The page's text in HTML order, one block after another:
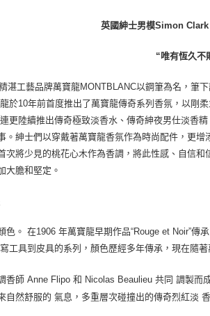
英國紳士男模Simon
“唯有恆久不
湛工藝品牌萬寶龍MONTBLANC以鋼筆為名，筆
於10年前首度推出了萬寶龍傳奇系列香氛，以剛
更陸續推出傳奇極致淡香水、傳奇紳夜男仕淡香
。紳士們以穿戴著萬寶龍香氛作為時尚配件，更
次將少見的桃花心木作為香調，將此性感、自信
大膽和堅定。
色。 在1906 年萬寶龍早期作品“Rouge et Noir”
工具到皮具的系列，顏色歷經多年傳承，現在隨
香師 Anne Flipo 和 Nicolas Beaulieu 共同 調製
自然舒服的 氣息，多重層次碰撞出的傳奇烈紅淡